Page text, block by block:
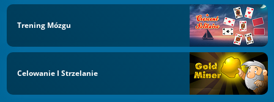
Trening Mózgu
Celowanie I Strzelanie